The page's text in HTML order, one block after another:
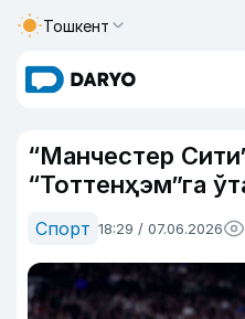
Тошкент
“Манчестер
“Тоттенҳэм”га
Спорт 18:29 / 07.06.2026